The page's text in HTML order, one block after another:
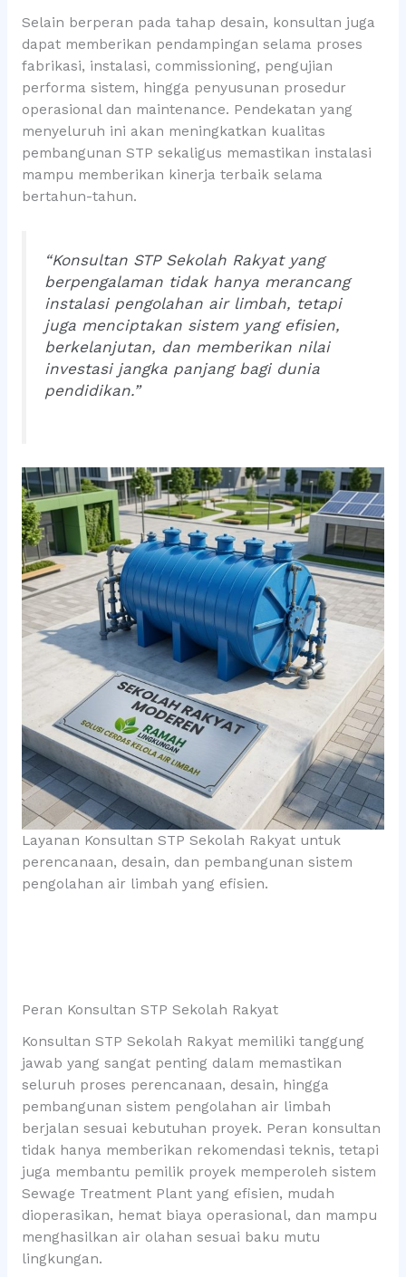
Selain berperan pada tahap desain, konsultan juga
dapat memberikan pendampingan selama proses
fabrikasi, instalasi, commissioning, pengujian
performa sistem, hingga penyusunan prosedur
operasional dan maintenance. Pendekatan yang
menyeluruh ini akan meningkatkan kualitas
pembangunan STP sekaligus memastikan instalasi
mampu memberikan kinerja terbaik selama
bertahun-tahun.
“Konsultan STP Sekolah Rakyat yang
berpengalaman tidak hanya merancang
instalasi pengolahan air limbah, tetapi
juga menciptakan sistem yang efisien,
berkelanjutan, dan memberikan nilai
investasi jangka panjang bagi dunia
pendidikan.”
Layanan Konsultan STP Sekolah Rakyat untuk
perencanaan, desain, dan pembangunan sistem
pengolahan air limbah yang efisien.
Peran Konsultan STP Sekolah Rakyat
Konsultan STP Sekolah Rakyat memiliki tanggung
jawab yang sangat penting dalam memastikan
seluruh proses perencanaan, desain, hingga
pembangunan sistem pengolahan air limbah
berjalan sesuai kebutuhan proyek. Peran konsultan
tidak hanya memberikan rekomendasi teknis, tetapi
juga membantu pemilik proyek memperoleh sistem
Sewage Treatment Plant yang efisien, mudah
dioperasikan, hemat biaya operasional, dan mampu
menghasilkan air olahan sesuai baku mutu
lingkungan.